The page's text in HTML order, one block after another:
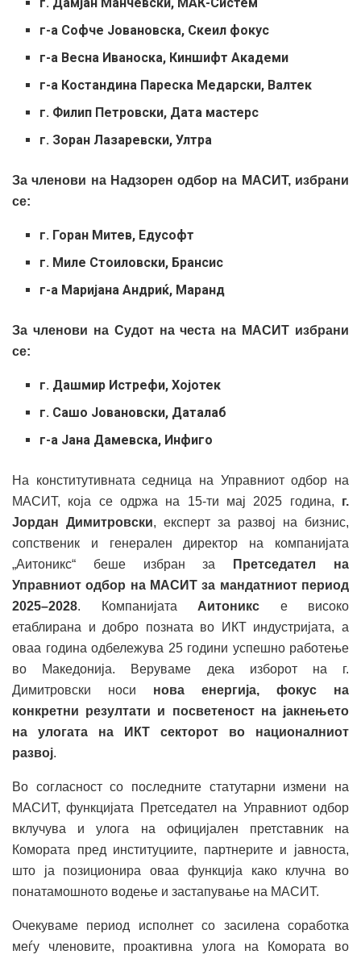
г-а Софче Јовановска, Скеил фокус
г-а Весна Иваноска, Киншифт Академи
г-а Костандина Пареска Медарски, Валтек
г. Филип Петровски, Дата мастерс
г. Зоран Лазаревски, Ултра
За членови на Надзорен одбор на МАСИТ, избрани
се:
г. Горан Митев, Едусофт
г. Миле Стоиловски, Брансис
г-а Маријана Андриќ, Маранд
За членови на Судот на честа на МАСИТ избрани
се:
г. Дашмир Истрефи, Хојотек
г. Сашо Јовановски, Даталаб
г-а Јана Дамевска, Инфиго
На конститутивната седница на Управниот одбор на
МАСИТ, која се одржа на 15-ти мај 2025 година, г.
Јордан Димитровски, експерт за развој на бизнис,
сопственик и генерален директор на компанијата
„Аитоникс“ беше избран за
Претседател на
Управниот одбор на МАСИТ за мандатниот период
2025–2028. Компанијата Аитоникс е високо
етаблирана и добро позната во ИКТ индустријата, а
оваа година одбележува 25 години успешно работење
во Македонија. Веруваме дека изборот на г.
Димитровски носи нова енергија, фокус на
конкретни резултати и посветеност на јакнењето
на улогата на ИКТ секторот во националниот
развој.
Во согласност со последните статутарни измени на
МАСИТ, функцијата Претседател на Управниот одбор
вклучува и улога на официјален претставник на
Комората пред институциите, партнерите и јавноста,
што ја позиционира оваа функција како клучна во
понатамошното водење и застапување на МАСИТ.
Очекуваме период исполнет со засилена соработка
меѓу членовите, проактивна улога на Комората во